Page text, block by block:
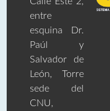
entre
esquina Dr.
Paúl y
Salvador de
León, Torre
sede del
CNU,